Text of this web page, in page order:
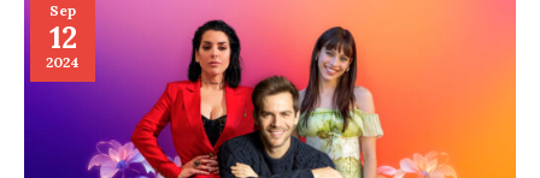
Sep
12
2024